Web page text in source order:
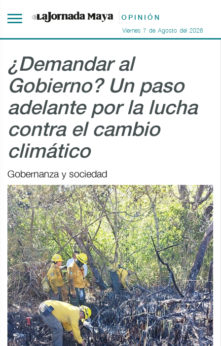
OPINIÓN
Viernes 7 de Agosto del 2026
¿Demandar al
Gobierno? Un paso
adelante por la lucha
contra el cambio
climático
Gobernanza y sociedad